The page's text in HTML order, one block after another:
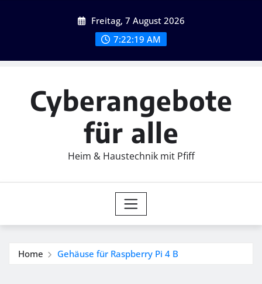
Freitag, 7 August 2026
7:22:20 AM
Cyberangebote
für alle
Heim & Haustechnik mit Pfiff
Home Gehäuse für Raspberry Pi 4 B